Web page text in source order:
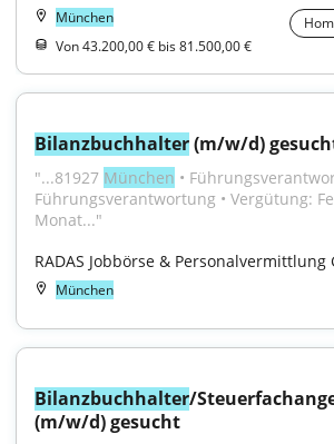
München
Von 43.200,00 € bis 81.500,00 €
Bilanzbuchhalter (m/w/d)
"...81927 München •
Führungsverantwortung • Vergütung:
Monat..."
RADAS Jobbörse & Personalvermittlung
München
Bilanzbuchhalter/
(m/w/d) gesucht